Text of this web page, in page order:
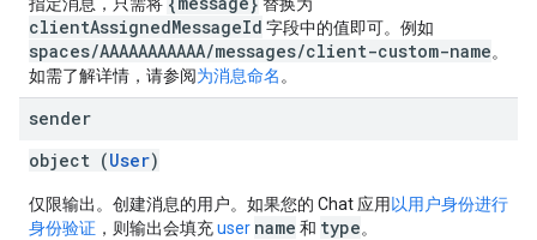
clientAssignedMessageId 字段中的值即可。例如
spaces/AAAAAAAAAAA/messages/client-custom-name。
如需了解详情，请参阅为消息命名 。
sender
object (User)
仅限输出。创建消息的用户。如果您的 Chat 应用 以用户身份进行
身份验证 ，则输出会填充user name 和 type。